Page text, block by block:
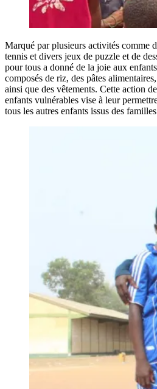
Marqué par plusieurs activités comme
tennis et divers jeux de puzzle et de
pour tous a donné de la joie aux
composés de riz, des pâtes
ainsi que des vêtements. Cette action
enfants vulnérables vise à leur
tous les autres enfants issus des familles